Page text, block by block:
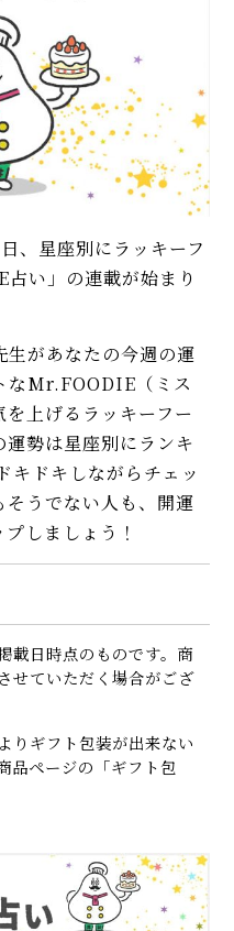
、星座別にラッキーフ
い」の連載が始まり
生があなたの今週の運
なMr.FOODIE（ミス
上げるラッキーフー
運勢は星座別にランキ
キドキしながらチェッ
うでない人も、開運
しましょう！
載日時点のものです。商
せていただく場合がござ
りギフト包装が出来ない
品ページの「ギフト包